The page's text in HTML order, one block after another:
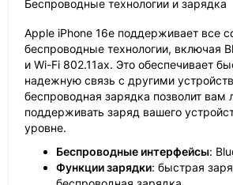
Беспроводные технологии и зарядка
Apple iPhone 16e поддерживает все
беспроводные технологии, включая
и Wi-Fi 802.11ax. Это обеспечивает
надежную связь с другими
беспроводная зарядка позволит вам
поддерживать заряд вашего
уровне.
Беспроводные интерфейсы:
Функции зарядки: быстрая